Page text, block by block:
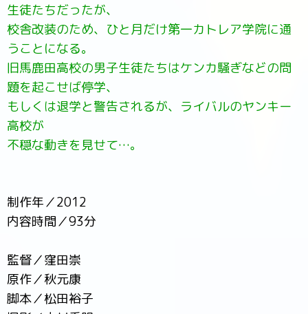
生徒たちだったが、
校舎改装のため、ひと月だけ第一カトレア学院に通
うことになる。
旧馬鹿田高校の男子生徒たちはケンカ騒ぎなどの問
題を起こせば停学、
もしくは退学と警告されるが、ライバルのヤンキー
高校が
不穏な動きを見せて…。
制作年／2012
内容時間／93分
監督／窪田崇
原作／秋元康
脚本／松田裕子